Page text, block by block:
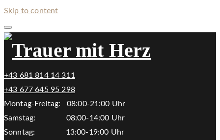
Skip to content
+43 681 814 14 311
+43 677 645 95 298
Montag-Freitag: 08:00-21:00 Uhr
Samstag: 08:00-14:00 Uhr
Sonntag: 13:00-19:00 Uhr